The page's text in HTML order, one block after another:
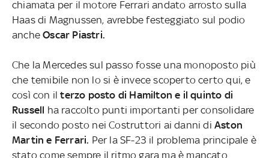
chiamata per il motore Ferrari andato arrosto sulla
Haas di Magnussen, avrebbe festeggiato sul podio
anche Oscar Piastri.
Che la Mercedes sul passo fosse una monoposto più
che temibile non lo si è invece scoperto certo qui, e
così con ilterzo posto di Hamilton e il quinto di
Russell ha raccolto punti importanti per consolidare
il secondo posto nei Costruttori ai danni di Aston
Martin e Ferrari. Per la SF-23 il problema principale è
stato come sempre il ritmo gara ma è mancato